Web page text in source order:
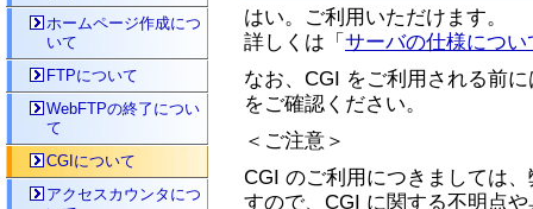
はい。ご利用いただけます。
詳しくは「 サーバの仕様につい
なお、CGI をご利用される前
をご確認ください。
＜ご注意＞
CGI のご利用につきましては
すので、CGI に関する不明点
ホームページ作成につ
いて
FTPについて
WebFTPの終了につい
て
CGIについて
アクセスカウンタにつ